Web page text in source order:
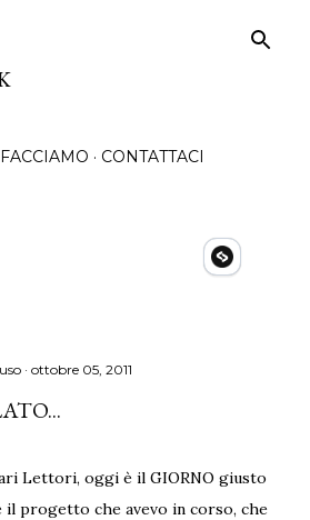
CONTATTACI
ottobre 05, 2011
Lettori, oggi è il GIORNO giusto
progetto che avevo in corso, che